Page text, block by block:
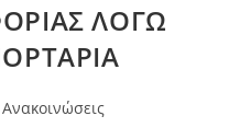
ΛΟΓΩ
Ανακοινώσεις